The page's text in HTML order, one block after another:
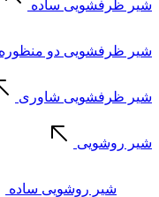
شیر ظرفشویی ساده
شیر ظرفشویی دو منظوره
شیر ظرفشویی شاوری
شیر روشویی
شیر روشویی ساده